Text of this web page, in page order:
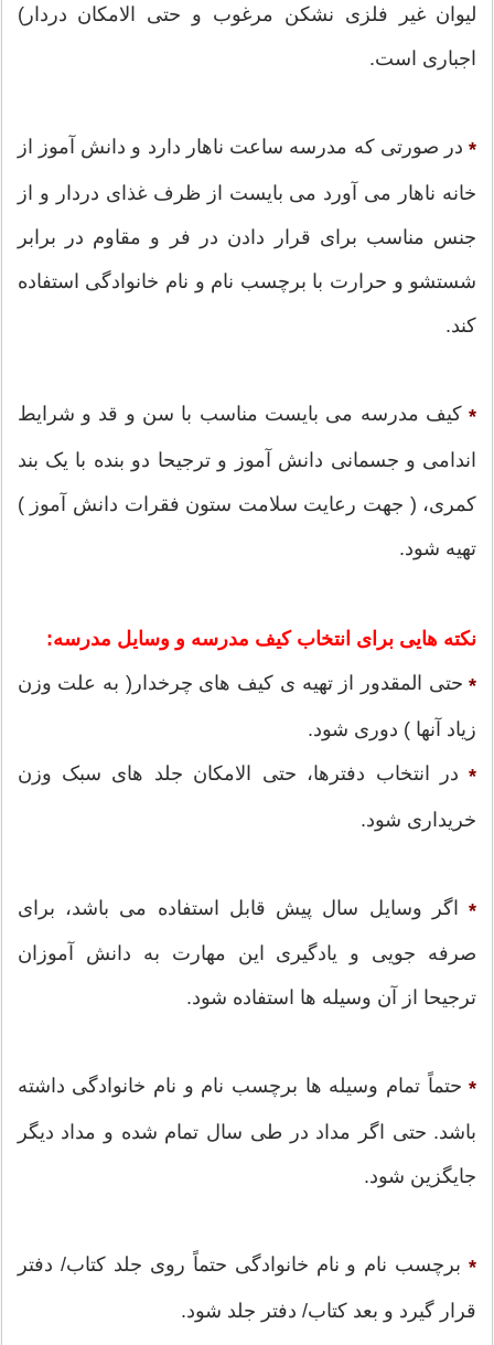
لیوان غیر فلزی نشکن مرغوب و حتی الامکان دردار)
اجباری است.
*در صورتی که مدرسه ساعت ناهار دارد و دانش آموز از
خانه ناهار می آورد می بایست از ظرف غذای دردار و از
جنس مناسب برای قرار دادن در فر و مقاوم در برابر
شستشو و حرارت با برچسب نام و نام خانوادگی استفاده
کند.
*کیف مدرسه می بایست مناسب با سن و قد و شرایط
اندامی و جسمانی دانش آموز و ترجیحا دو بنده با یک بند
کمری، ( جهت رعایت سلامت ستون فقرات دانش آموز )
تهیه شود.
نکته هایی برای انتخاب کیف مدرسه و وسایل مدرسه:
*حتی المقدور از تهیه ی کیف های چرخدار( به علت وزن
زیاد آنها ) دوری شود.
*در انتخاب دفترها، حتی الامکان جلد های سبک وزن
خریداری شود.
*اگر وسایل سال پیش قابل استفاده می باشد، برای
صرفه جویی و یادگیری این مهارت به دانش آموزان
ترجیحا از آن وسیله ها استفاده شود.
*حتماً تمام وسیله ها برچسب نام و نام خانوادگی داشته
باشد. حتی اگر مداد در طی سال تمام شده و مداد ديگر
جایگزین شود.
*برچسب نام و نام خانوادگی حتماً روی جلد کتاب/ دفتر
قرار گیرد و بعد کتاب/ دفتر جلد شود.